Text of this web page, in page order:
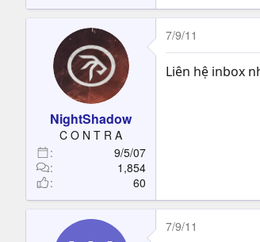
NightShadow
C O N T R A
9/5/07
1,854
60
7/9/11
Liên hệ inbox
7/9/11